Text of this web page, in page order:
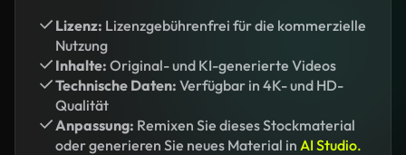
Lizenz: Lizenzgebührenfrei für die kommerzielle
Nutzung
Inhalte: Original- und KI-generierte Videos
Technische Daten: Verfügbar in 4K- und HD-
Qualität
Anpassung: Remixen Sie dieses Stockmaterial
oder generieren Sie neues Material in AI Studio.